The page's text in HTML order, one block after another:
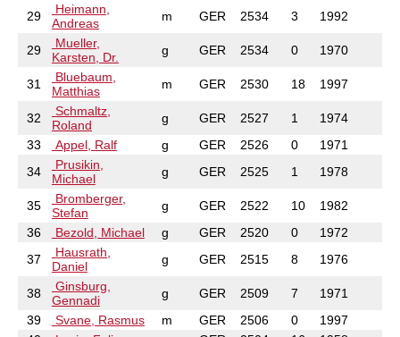
29
Heimann,
Andreas
m GER 2534 3 1992
29
Mueller,
Karsten, Dr.
g GER 2534 0 1970
31
Bluebaum,
Matthias
m GER 2530 18 1997
32
Schmaltz,
Roland
g GER 2527 1
1974
33
Appel, Ralf g GER 2526 0
1971
34
Prusikin,
Michael
g GER 2525 1 1978
35
Bromberger,
Stefan
g GER 2522 10
1982
36
Bezold, Michael g GER 2520 0
1972
37
Hausrath,
Daniel
g GER 2515 8 1976
38
Ginsburg,
Gennadi
g GER 2509 7
1971
39
Svane, Rasmus m GER 2506 0
1997